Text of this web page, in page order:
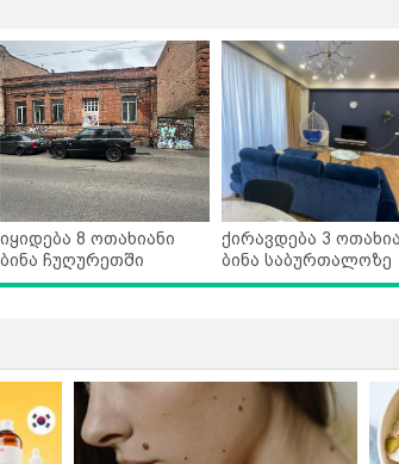
იყიდება 8 ოთახიანი
ბინა ჩუღურეთში
ქირავდება 3
ბინა საბურთალოზე